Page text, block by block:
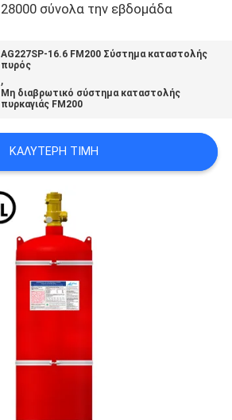
28000 σύνολα την εβδομάδα
AG227SP-16.6 FM200 Σύστημα καταστολής
πυρός
,
Μη διαβρωτικό σύστημα καταστολής
πυρκαγιάς FM200
ΚΑΛΎΤΕΡΗ ΤΙΜΉ